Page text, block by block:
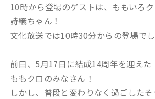
10時から登場のゲストは、ももいろ
詩織ちゃん！
文化放送では10時30分からの登場でし
前日、5月17日に結成14周年を迎えた
ももクロのみなさん！
しかし、普段と変わりなく過ごしたそ